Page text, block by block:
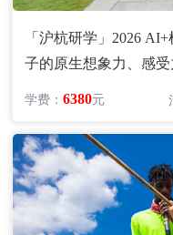
「沪杭研学」2026
子的原生想象力、感
学费：6380元